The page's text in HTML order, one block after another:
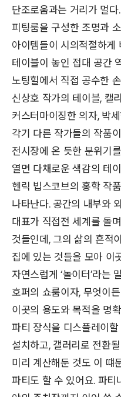
단조로움과는 거리가 멀
피팅룸을 구성한 조명과
아이템들이 시의적절하게
테이블이 놓인 접대 공간
노팅힐에서 직접 공수한
신상호 작가의 테이블, 캘
커스터마이징한 의자, 박
각기 다른 작가들의 작품
전시장에 온 듯한 분위기
열면 다채로운 색감의 테
헨릭 빕스코브의 홍학 작
나타난다. 공간의 내부와
대표가 직접전 세계를 돌
것들인데, 그의 삶의 흔적
집에 있는 것들을 모아 이
자연스럽게 ‘놀이터’라는
호퍼의 쇼룸이자, 무엇이
이곳의 용도와 목적을 명
파티 장식을 디스플레이
설치하고, 갤러리로 전환
미리 계산해둔 것도 이 떄
파티도 할 수 있어요. 파